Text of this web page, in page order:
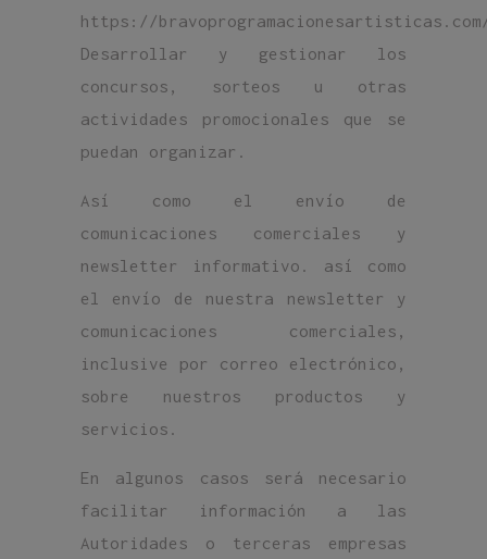
https://
Desarrollar y gestionar los
concursos, sorteos u otras
actividades promocionales que se
puedan organizar.
Así como el envío de
comunicaciones comerciales y
newsletter informativo. así como
el envío de nuestra newsletter y
comunicaciones comerciales,
inclusive por correo electrónico,
sobre nuestros productos y
servicios.
En algunos casos será necesario
facilitar información a las
Autoridades o terceras empresas